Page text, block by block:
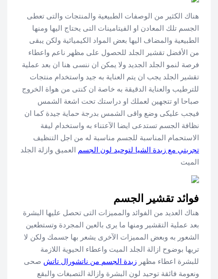
هناك الكثير من الوصفات الطبيعية والمنتجات والتى تعطى
الجسم تلك المعادن او الفيتامينات التى يحتاج اليها ومنها
الطبيعية والمضاف اليها بعض المواد الكيميائية ولكن يبقى
من الأفضل تقشير الجلد للحصول على مظهر ناعم واعطاء
فرصة لنمو الجلد الجديد ولا يمكن ان ننسى هنا ان بعد عملية
تقشير الجلد يجب ان يتم العناية به جيد واستخدام منتجات
للترطيب والعناية الدقيقة به خاصة ان كنتى من هواة الخروج
صباحا او تتجهين لعملك او دراستك تحت اشعة الشمس
فيجب عليكى وضع واقى الشمس بدرجة حماية جيدة كما ان
نظافة الجسم تستدعى ايضا الآعتناء به واستخدام ليفة
الاستحمام المناسبة للجسم مناسبة له من اجل التنظيف
تجربتي مع زبدة الشيا لتوحيد لون الجسم العميق وازلة الجلد
الميت
فوائد تقشير الجسم
هناك العديد من الفوائد والمميزات التى تحصل عليها البشرة
بعد عملية التقشير ومنها ما يرى بالعين المجردة وتستطعين
الشعور به وبعض المميزات الآخرى يشعر بها جسمك ولكن لا
تريها بوضوح ازالة الجلد الميت واعطاء الحيوية اللازمة
للبشرة اعطاء مظهر زبدة الجسم من ناتشورال تاتش صحى
ونعومة فائقة توحيد لون البشرة وازالة التصبغات والبقع